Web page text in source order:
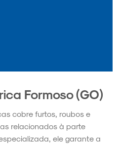
Formoso (GO)
cobre furtos, roubos e
relacionados à parte
ele garante a